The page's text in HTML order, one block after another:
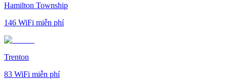
Hamilton Township
146 WiFi miễn phí
Trenton
83 WiFi miễn phí